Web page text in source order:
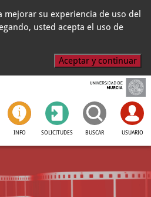
mejorar su experiencia de uso del
usted acepta el uso de
Aceptar y continuar
INFO SOLICITUDES BUSCAR USUARIO